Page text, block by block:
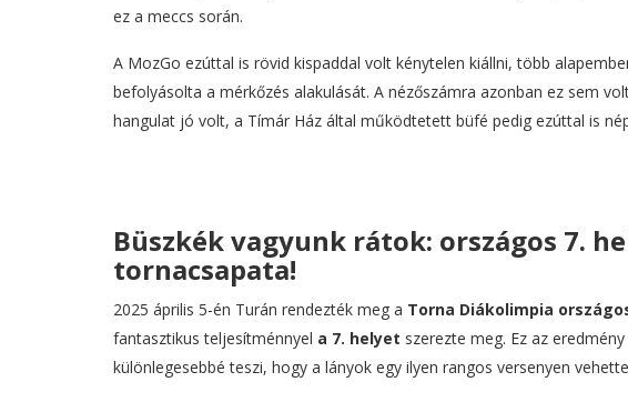
ez a meccs során.
A MozGo ezúttal is rövid kispaddal volt kénytelen kiállni, több
befolyásolta a mérkőzés alakulását. A nézőszámra azonban ez sem
hangulat jó volt, a Tímár Ház által működtetett büfé pedig ezúttal is
Büszkék vagyunk rátok: országos 7.
tornacsapata!
2025 április 5-én Turán rendezték meg a Torna Diákolimpia
fantasztikus teljesítménnyel a 7. helyet szerezte meg. Ez az
különlegesebbé teszi, hogy a lányok egy ilyen rangos versenyen